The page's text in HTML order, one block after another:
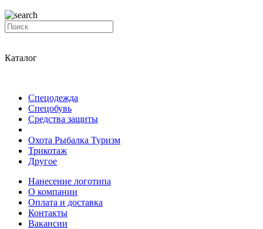
Каталог
Спецодежда
Спецобувь
Средства защиты
Охота Рыбалка Туризм
Трикотаж
Другое
Нанесение логотипа
О компании
Оплата и доставка
Контакты
Вакансии